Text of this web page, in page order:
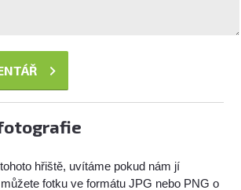
hřiště, uvítáme pokud nám jí
fotku ve formátu JPG nebo PNG o